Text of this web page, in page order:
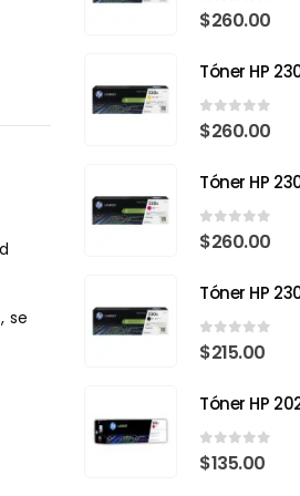
se
0 out of 5
$260.00
0 out of 5
$260.00
0 out of 5
$260.00
0 out of 5
$215.00
0out of 5
$135.00